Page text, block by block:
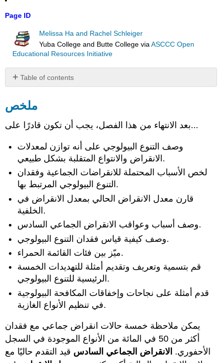
Page ID
Melissa Ha and Rachel Schleiger
Yuba College and Butte College viaASCCC Open
Educational Resources Initiative
Table of contents
الإسناد
ملخص
بعد الانتهاء من هذا الفصل، يجب أن تكون قادرًا على...
وصف التنوع البيولوجي على أنه توازن لمعدلات
الانقراض والانتواع المتقلبة بشكل طبيعي.
لخص الأسباب المحتملة للانقراضات الجماعية وفقدان
التنوع البيولوجي المرتبط بها.
قارن معدل الانقراض الحالي بمعدل الانقراض في
الخلفية.
وصف أسباب وعواقب الانقراض الجماعي السادس.
وصف كيفية قياس فقدان التنوع البيولوجي.
ميّز بين فئات القائمة الحمراء.
قم بتسمية وتعريف وتقديم أمثلة للتهديدات الخمسة
الرئيسية للتنوع البيولوجي.
قدم أمثلة على نجاحات وإخفاقات المكافحة البيولوجية
في تنظيم الأنواع الغازية.
يمكن ملاحظة خمسة حالات انقراض جماعي مع فقدان
أكثر من 50 في المائة من الأنواع الموجودة في السجل
الأحفوري. الانقراض الجماعي السادس قيد التقدم حاليًا مع